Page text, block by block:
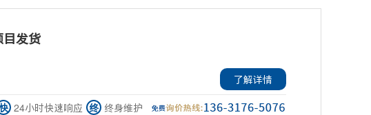
发货
了解详情
24小时快速响应 终 终身维护